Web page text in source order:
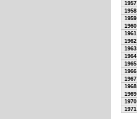
1957
1958
1959
1960
1961
1962
1963
1964
1965
1966
1967
1968
1969
1970
1971